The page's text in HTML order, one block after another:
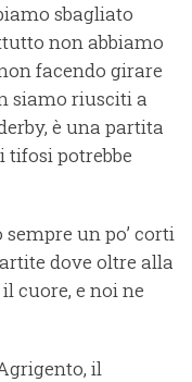
sbagliato
non abbiamo
facendo girare
siamo riusciti a
è una partita
tifosi potrebbe
un po’ corti
dove oltre alla
cuore, e noi ne
il